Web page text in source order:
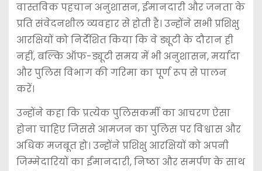
वास्तविक पहचान अनुशासन, ईमानदारी और जनता के
प्रति संवेदनशील व्यवहार से होती है। उन्होंने सभी प्रशिक्षु
आरक्षियों को निर्देशित किया कि वे ड्यूटी के दौरान ही
नहीं, बल्कि ऑफ-ड्यूटी समय में भी अनुशासन, मर्यादा
और पुलिस विभाग की गरिमा का पूर्ण रूप से पालन
करें।
उन्होंने कहा कि प्रत्येक पुलिसकर्मी का आचरण ऐसा
होना चाहिए जिससे आमजन का पुलिस पर विश्वास और
अधिक मजबूत हो। उन्होंने प्रशिक्षु आरक्षियों को अपनी
जिम्मेदारियों का ईमानदारी, निष्ठा और समर्पण के साथ